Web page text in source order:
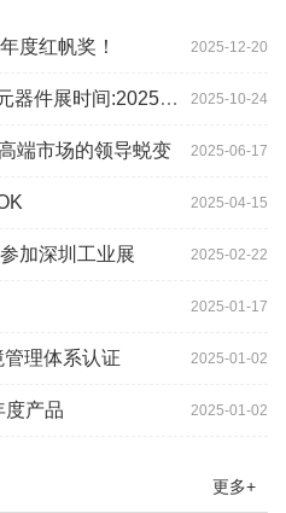
2025-12-20
度红帆奖！
2025-10-24
时间:2025年10月28-
2025-06-17
端市场的领导蜕变
2025-04-15
2025-02-22
加深圳工业展
2025-01-17
2025-01-02
理体系认证
2025-01-02
度产品
更多+